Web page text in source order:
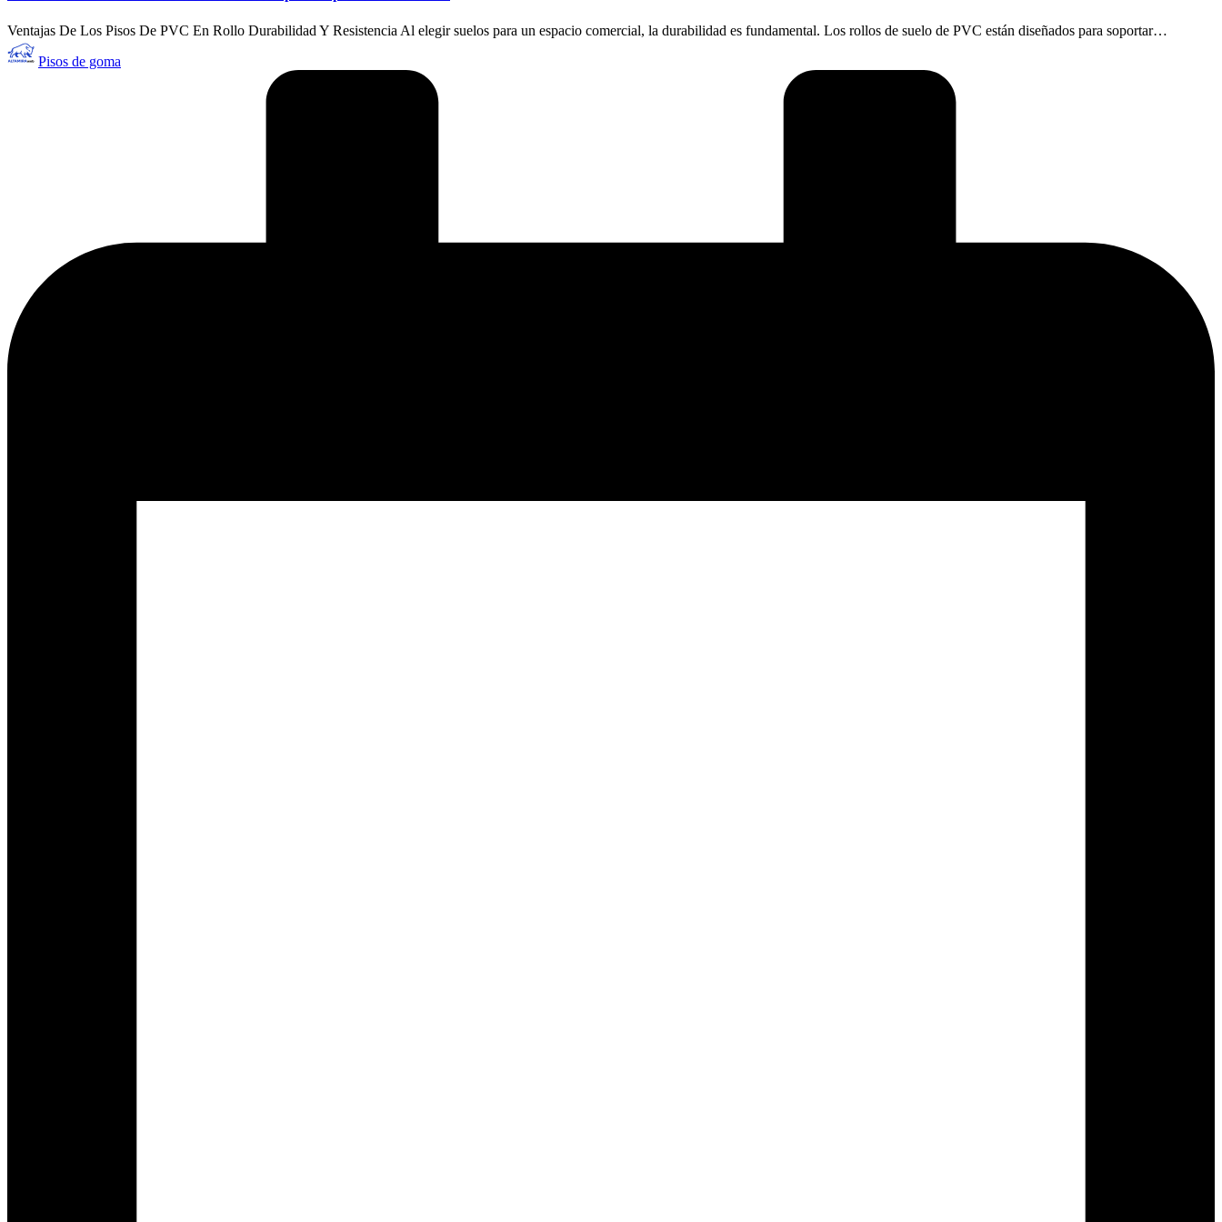
Ventajas De Los Pisos De PVC En Rollo Durabilidad Y Resistencia Al elegir suelos para un espacio comercial, la durabilidad es fundamental. Los rollos de suelo de PVC están diseñados para soportar…
Publicado
por
Pisos de goma